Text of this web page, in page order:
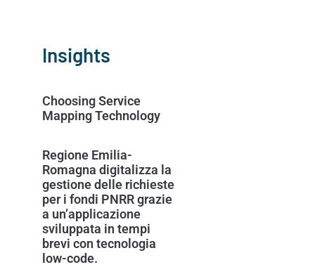
Insights
Choosing Service
Mapping Technology
Regione Emilia-
Romagna digitalizza la
gestione delle richieste
per i fondi PNRR grazie
a un’applicazione
sviluppata in tempi
brevi con tecnologia
low-code.